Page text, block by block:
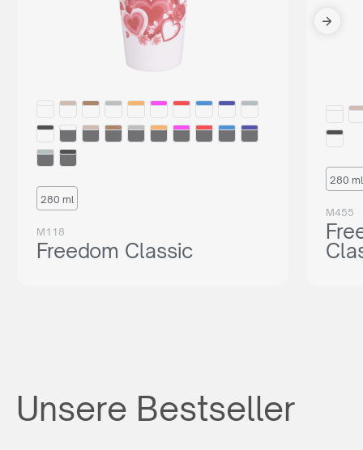
280 ml
M118
Freedom Classic
280 ml
M455
Unsere Bestseller